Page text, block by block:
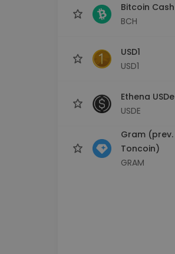
Bitcoin Cash
BCH
USD1
USD1
Ethena USDe
USDE
Gram (prev.
Toncoin)
GRAM